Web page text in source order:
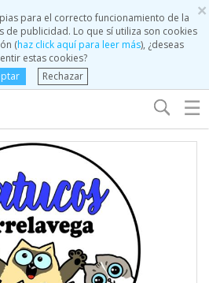
×
para el correcto funcionamiento de la
de publicidad. Lo que sí utiliza son cookies
(haz click aquí para leer más), ¿deseas
estas cookies?
Rechazar
☰